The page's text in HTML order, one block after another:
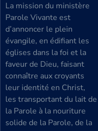
La mission du ministère
Parole Vivante est
d’annoncer le plein
évangile, en édifiant les
églises dans la foi et la
faveur de Dieu, faisant
connaître aux croyants
leur identité en Christ,
les transportant du lait de
la Parole à la nouriture
solide de la Parole, de la